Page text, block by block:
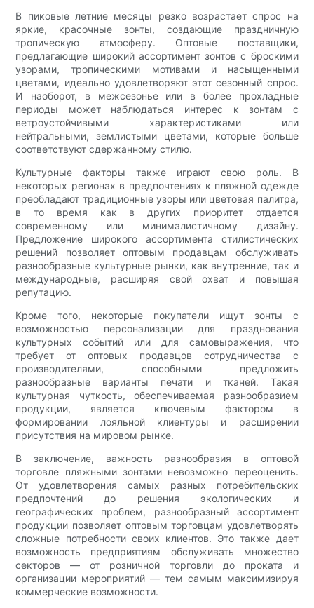
В пиковые летние месяцы резко возрастает спрос на
яркие, красочные зонты, создающие праздничную
тропическую атмосферу. Оптовые поставщики,
предлагающие широкий ассортимент зонтов с броскими
узорами, тропическими мотивами и насыщенными
цветами, идеально удовлетворяют этот сезонный спрос.
И наоборот, в межсезонье или в более прохладные
периоды может наблюдаться интерес к зонтам с
ветроустойчивыми характеристиками или
нейтральными, землистыми цветами, которые больше
соответствуют сдержанному стилю.
Культурные факторы также играют свою роль. В
некоторых регионах в предпочтениях к пляжной одежде
преобладают традиционные узоры или цветовая палитра,
в то время как в других приоритет отдается
современному или минималистичному дизайну.
Предложение широкого ассортимента стилистических
решений позволяет оптовым продавцам обслуживать
разнообразные культурные рынки, как внутренние, так и
международные, расширяя свой охват и повышая
репутацию.
Кроме того, некоторые покупатели ищут зонты с
возможностью персонализации для празднования
культурных событий или для самовыражения, что
требует от оптовых продавцов сотрудничества с
производителями, способными предложить
разнообразные варианты печати и тканей. Такая
культурная чуткость, обеспечиваемая разнообразием
продукции, является ключевым фактором в
формировании лояльной клиентуры и расширении
присутствия на мировом рынке.
В заключение, важность разнообразия в оптовой
торговле пляжными зонтами невозможно переоценить.
От удовлетворения самых разных потребительских
предпочтений до решения экологических и
географических проблем, разнообразный ассортимент
продукции позволяет оптовым торговцам удовлетворять
сложные потребности своих клиентов. Это также дает
возможность предприятиям обслуживать множество
секторов — от розничной торговли до проката и
организации мероприятий — тем самым максимизируя
коммерческие возможности.